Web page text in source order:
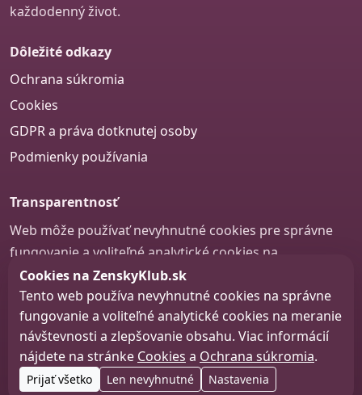
každodenný život.
Dôležité odkazy
Ochrana súkromia
Cookies
GDPR a práva dotknutej osoby
Podmienky používania
Transparentnosť
Web môže používať nevyhnutné cookies pre správne
fungovanie a voliteľné analytické cookies na
zlepšovanie obsahu a používateľskej skúsenosti.
Nastavenie cookies
© 2026 zenskyklub.sk
Web design, tvorba webu a SEO –Consultee, s.r.o.
Cookies na ZenskyKlub.sk
Tento web používa nevyhnutné cookies na správne
fungovanie a voliteľné analytické cookies na meranie
návštevnosti a zlepšovanie obsahu. Viac informácií
nájdete na stránke Cookies a Ochrana súkromia.
Prijať všetko Len nevyhnutné Nastavenia